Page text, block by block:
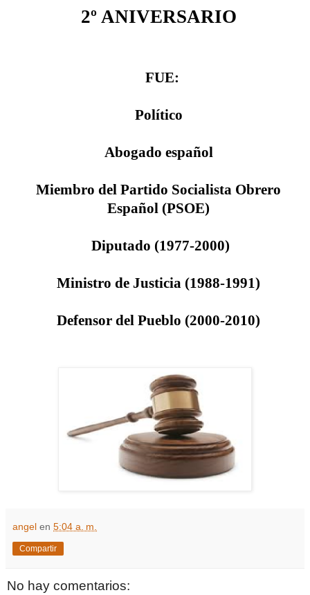
2º ANIVERSARIO
​ FUE:
Político
Abogado español
Miembro delPartido Socialista Obrero
Español (PSOE)
Diputado (1977-2000)
Ministro de Justicia (1988-1991)
Defensor del Pueblo (2000-2010)
angel en 5:04 a. m.
Compartir
No hay comentarios: